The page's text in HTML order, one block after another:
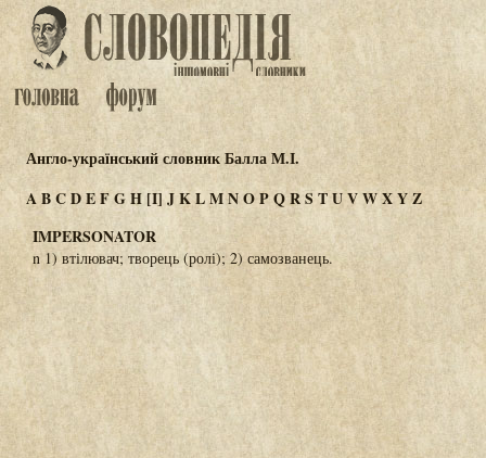
Англо-український словник Балла М.І.
ABCDEFGH[I] JKLMNOPQRSTUVWXYZ
IMPERSONATOR
n 1) втілювач; творець (ролі); 2) самозванець.